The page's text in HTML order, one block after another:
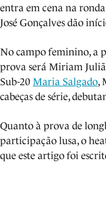
entra em cena na
José Gonçalves dão
No campo feminino, a
prova será Miriam
Sub-20 Maria Salgado,
cabeças de série,
Quanto à prova de
participação lusa, o
que este artigo foi